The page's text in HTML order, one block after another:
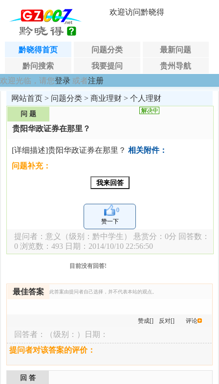
欢迎访问黔晓得
黔晓得首页 问题分类
最新问题
黔问搜索
我要提问
贵州导航
欢迎光临，请您登录 或者注册
网站首页 > 问题分类 >商业理财 >个人理财
问 题
贵阳华政证券在那里？
[详细描述]贵阳华政证券在那里？ 相关附件：
问题补充：
0
赞一下
提问者：意义
（级别：黔中学生） 悬赏分：0分 回答数：
0 浏览数：493 日期：2014/10/10 22:56:50
目前没有回答!
最佳答案 此答案由提问者自己选择，并不代表本站的观点。
赞成[] 反对[] 评论
回答者：
（级别：）日期：
提问者对该答案的评价：
回 答